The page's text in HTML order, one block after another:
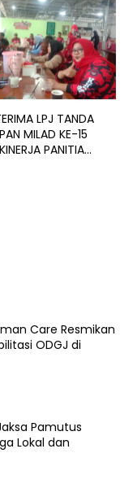
LPJ TANDA
MILAD KE-15
PANITIA
Care Resmikan
ODGJ di
Pamutus
Lokal dan